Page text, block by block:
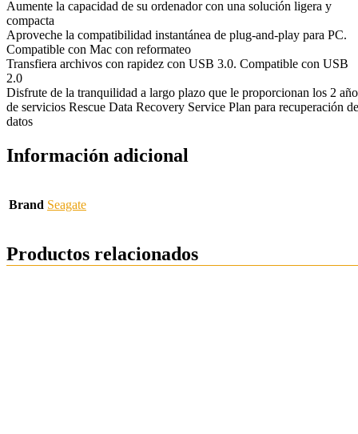
Aumente la capacidad de su ordenador con una solución ligera y
compacta
Aproveche la compatibilidad instantánea de plug-and-play para PC.
Compatible con Mac con reformateo
Transfiera archivos con rapidez con USB 3.0. Compatible con USB
2.0
Disfrute de la tranquilidad a largo plazo que le proporcionan los 2
de servicios Rescue Data Recovery Service Plan para recuperación de
datos
Información adicional
Brand Seagate
Productos relacionados